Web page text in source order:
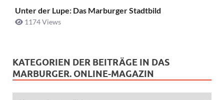
Unter der Lupe: Das Marburger Stadtbild
1174 Views
KATEGORIEN DER BEITRÄGE IN DAS
MARBURGER. ONLINE-MAGAZIN